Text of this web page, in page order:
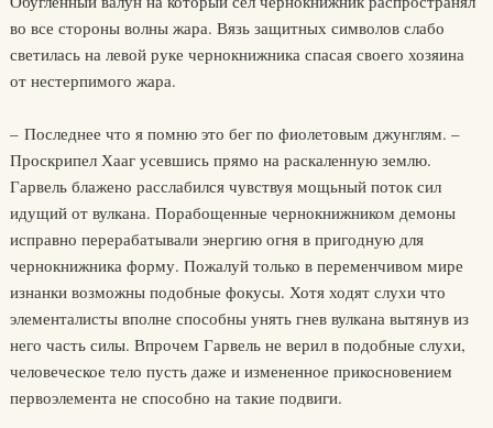
во все стороны волны жара. Вязь защитных символов слабо
светилась на левой руке чернокнижника спасая своего хозяина
от нестерпимого жара.
– Последнее что я помню это бег по фиолетовым джунглям. –
Проскрипел Хааг усевшись прямо на раскаленную землю.
Гарвель блажено расслабился чувствуя мощьный поток сил
идущий от вулкана. Порабощенные чернокнижником демоны
исправно перерабатывали энергию огня в пригодную для
чернокнижника форму. Пожалуй только в переменчивом мире
изнанки возможны подобные фокусы. Хотя ходят слухи что
элементалисты вполне способны унять гнев вулкана вытянув из
него часть силы. Впрочем Гарвель не верил в подобные слухи,
человеческое тело пусть даже и измененное прикосновением
первоэлемента не способно на такие подвиги.